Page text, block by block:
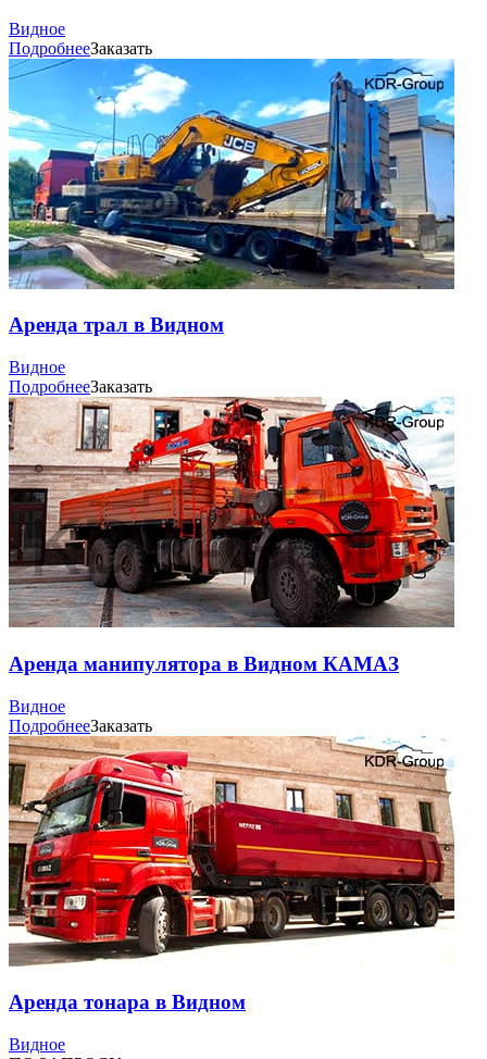
Видное
ПодробнееЗаказать
Аренда трал в Видном
Видное
ПодробнееЗаказать
Аренда манипулятора в Видном КАМАЗ
Видное
ПодробнееЗаказать
Аренда тонара в Видном
Видное